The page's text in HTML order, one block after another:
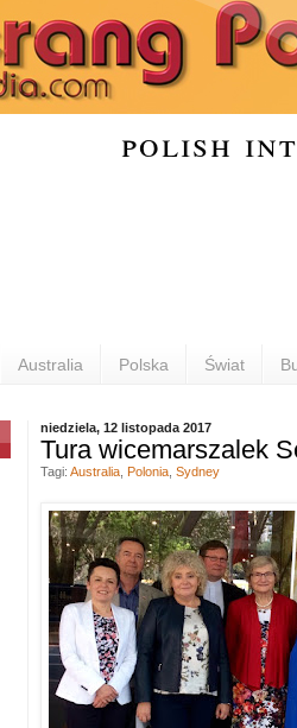
polish
Australia Polska Świat
niedziela, 12 listopada 2017
Tura wicemarszalek
Tagi: Australia, Polonia, Sydney